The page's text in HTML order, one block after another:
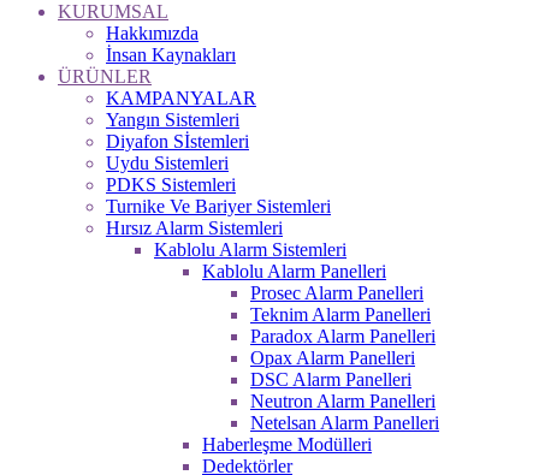
KURUMSAL
Hakkımızda
İnsan Kaynakları
ÜRÜNLER
KAMPANYALAR
Yangın Sistemleri
Diyafon Sİstemleri
Uydu Sistemleri
PDKS Sistemleri
Turnike Ve Bariyer Sistemleri
Hırsız Alarm Sistemleri
Kablolu Alarm Sistemleri
Kablolu Alarm Panelleri
Prosec Alarm Panelleri
Teknim Alarm Panelleri
Paradox Alarm Panelleri
Opax Alarm Panelleri
DSC Alarm Panelleri
Neutron Alarm Panelleri
Netelsan Alarm Panelleri
Haberleşme Modülleri
Dedektörler